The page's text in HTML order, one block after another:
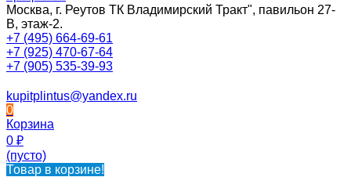
Москва, г. Реутов ТК Владимирский Тракт", павильон 27-
В, этаж-2.
+7 (495) 664-69-61
+7 (925) 470-67-64
+7 (905) 535-39-93
kupitplintus@yandex.ru
0
Корзина
0 ₽
(пусто)
Товар в корзине!